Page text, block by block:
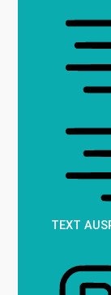
TEXT